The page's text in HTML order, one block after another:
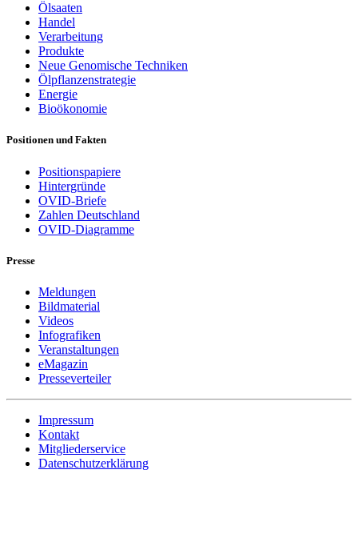
Ölsaaten
Handel
Verarbeitung
Produkte
Neue Genomische Techniken
Ölpflanzenstrategie
Energie
Bioökonomie
Positionen und Fakten
Positionspapiere
Hintergründe
OVID-Briefe
Zahlen Deutschland
OVID-Diagramme
Presse
Meldungen
Bildmaterial
Videos
Infografiken
Veranstaltungen
eMagazin
Presseverteiler
Impressum
Kontakt
Mitgliederservice
Datenschutzerklärung